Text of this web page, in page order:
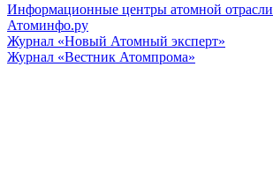
Информационные центры атомной отрасли
Атоминфо.ру
Журнал «Новый Атомный эксперт»
Журнал «Вестник Атомпрома»